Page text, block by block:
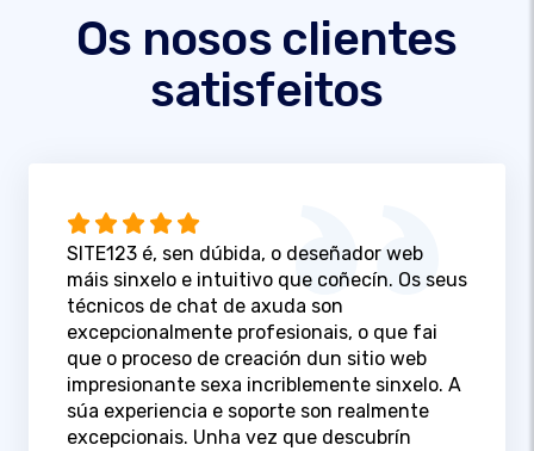
Os nosos clientes
satisfeitos
SITE123 é, sen dúbida, o deseñador web
máis sinxelo e intuitivo que coñecín. Os seus
técnicos de chat de axuda son
excepcionalmente profesionais, o que fai
que o proceso de creación dun sitio web
impresionante sexa incriblemente sinxelo. A
súa experiencia e soporte son realmente
excepcionais. Unha vez que descubrín